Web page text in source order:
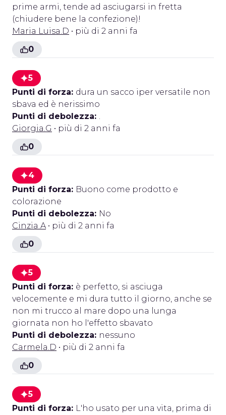
prime armi, tende ad asciugarsi in fretta
(chiudere bene la confezione)!
Maria Luisa.D • più di 2 anni fa
0
5
Punti di forza: dura un sacco iper versatile non
sbava ed è nerissimo
Punti di debolezza: .
Giorgia.G • più di 2 anni fa
0
4
Punti di forza: Buono come prodotto e
colorazione
Punti di debolezza: No
Cinzia.A • più di 2 anni fa
0
5
Punti di forza: è perfetto, si asciuga
velocemente e mi dura tutto il giorno, anche se
non mi trucco al mare dopo una lunga
giornata non ho l'effetto sbavato
Punti di debolezza: nessuno
Carmela.D • più di 2 anni fa
0
5
Punti di forza: L'ho usato per una vita, prima di